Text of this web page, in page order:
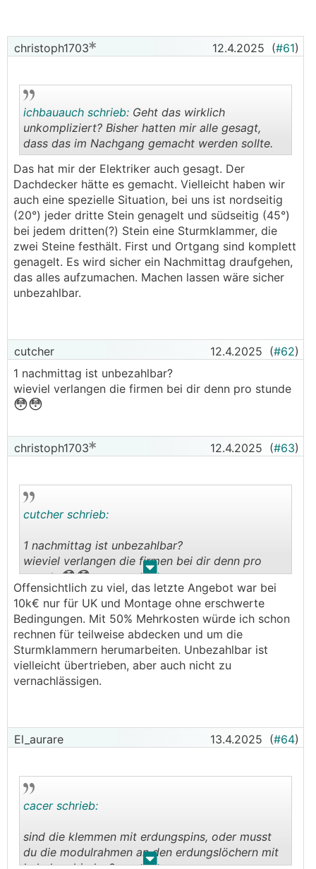
christoph1703 12.4.2025 (#61)
..
ichbauauch schrieb: Geht das wirklich
unkompliziert? Bisher hatten mir alle gesagt,
dass das im Nachgang gemacht werden sollte.
Das hat mir der Elektriker auch gesagt. Der
Dachdecker hätte es gemacht. Vielleicht haben wir
auch eine spezielle Situation, bei uns ist nordseitig
(20°) jeder dritte Stein genagelt und südseitig (45°)
bei jedem dritten(?) Stein eine Sturmklammer, die
zwei Steine festhält. First und Ortgang sind komplett
genagelt. Es wird sicher ein Nachmittag draufgehen,
das alles aufzumachen. Machen lassen wäre sicher
unbezahlbar.
cutcher 12.4.2025 (#62)
1 nachmittag ist unbezahlbar?
wieviel verlangen die firmen bei dir denn pro stunde
😳😳
christoph1703 12.4.2025 (#63)
. .
cutcher schrieb:
1 nachmittag ist unbezahlbar?
wieviel verlangen die firmen bei dir denn pro
stunde😳😳
Offensichtlich zu viel, das letzte Angebot war bei
10k€ nur für UK und Montage ohne erschwerte
Bedingungen. Mit 50% Mehrkosten würde ich schon
rechnen für teilweise abdecken und um die
Sturmklammern herumarbeiten. Unbezahlbar ist
vielleicht übertrieben, aber auch nicht zu
vernachlässigen.
El_aurare 13.4.2025 (#64)
. .
cacer schrieb:
sind die klemmen mit erdungspins, oder musst
du die modulrahmen an den erdungslöchern mit